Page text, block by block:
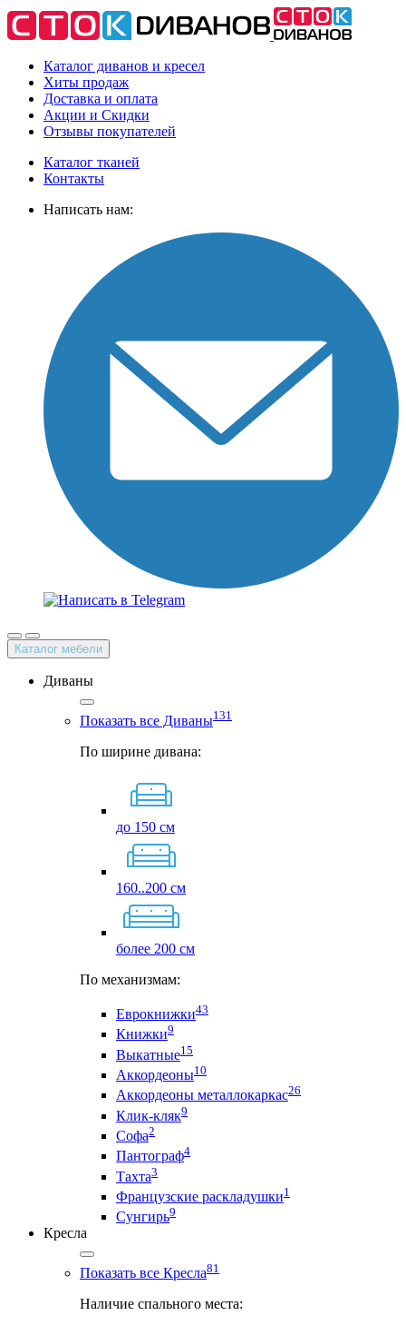
Каталог диванов и кресел
Хиты продаж
Доставка и оплата
Акции и Скидки
Отзывы покупателей
Каталог тканей
Контакты
Написать нам:
Каталог мебели
Диваны
Показать все Диваны131
По ширине дивана:
до 150 см
160..200 см
более 200 см
По механизмам:
Еврокнижки43
Книжки9
Выкатные15
Аккордеоны10
Аккордеоны металлокаркас26
Клик-кляк9
Софа2
Пантограф4
Тахта3
Французские раскладушки1
Сунгирь9
Кресла
Показать все Кресла81
Наличие спального места: